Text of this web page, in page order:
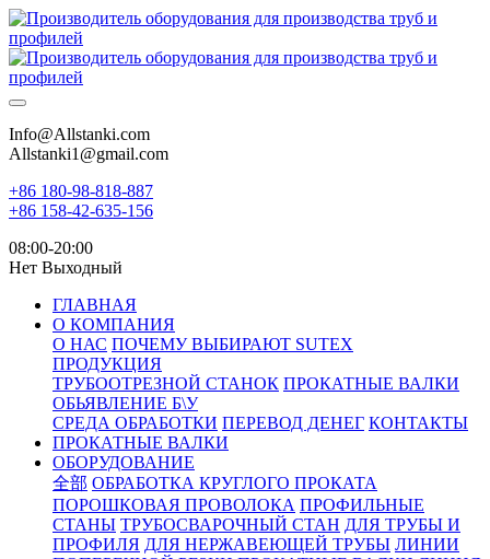
Info@Allstanki.com
Allstanki1@gmail.com
+86 180-98-818-887
+86 158-42-635-156
08:00-20:00
Нет Выходный
ГЛАВНАЯ
О КОМПАНИЯ
О НАС ПОЧЕМУ ВЫБИРАЮТ SUTEX
ПРОДУКЦИЯ
ТРУБООТРЕЗНОЙ СТАНОК ПРОКАТНЫЕ ВАЛКИ
ОБЬЯВЛЕНИЕ Б\У
СРЕДА ОБРАБОТКИ ПЕРЕВОД ДЕНЕГ КОНТАКТЫ
ПРОКАТНЫЕ ВАЛКИ
ОБОРУДОВАНИЕ
全部 ОБРАБОТКА КРУГЛОГО ПРОКАТА
ПОРОШКОВАЯ ПРОВОЛОКА ПРОФИЛЬНЫЕ
СТАНЫ ТРУБОСВАРОЧНЫЙ СТАН ДЛЯ ТРУБЫ И
ПРОФИЛЯ ДЛЯ НЕРЖАВЕЮЩЕЙ ТРУБЫ ЛИНИИ